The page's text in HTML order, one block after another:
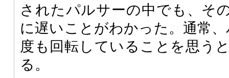
されたパルサーの中でも、そ
に遅いことがわかった。通常
度も回転していることを思う
る。